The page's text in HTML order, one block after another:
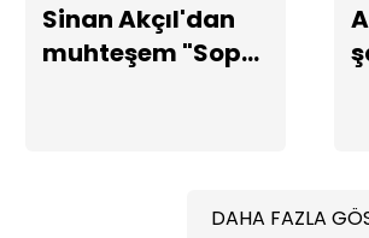
Sinan Akçıl'dan
muhteşem "Sopa"
DAHA FAZLA